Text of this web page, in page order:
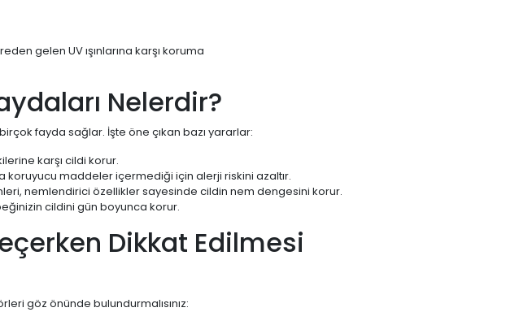
gelen UV ışınlarına karşı koruma
Nelerdir?
fayda sağlar. İşte öne çıkan bazı yararlar:
karşı cildi korur.
koruyucu maddeler içermediği için alerji riskini azaltır.
nemlendirici özellikler sayesinde cildin nem dengesini korur.
cildini gün boyunca korur.
Dikkat Edilmesi
göz önünde bulundurmalısınız: